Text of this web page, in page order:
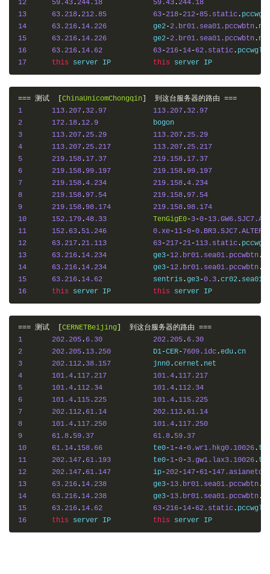
12 59.43 .244.18 59.43 .244.18
13
63.218 .212.85 63-218-212-85.static .
14
63.216 . 14.226
   	ge2
-2.br01.sea01.pccwbtn .
15
63.216 . 14.226
   	ge2
-2.br01.sea01.pccwbtn .
16
63.216 . 14.62 63-216-14-62.static .
17
this this
=== 测试 ChinaUnicomChongqin 到这台服务器的路由 ===
1
113.207 . 32.97 113.207 . 32.97
2
172.18 . 12.9
3
113.207 .25.29 113.207 .25.29
4
113.207 .25.217 113.207 .25.217
5
219.158 . 17.37 219.158 . 17.37
6
219.158 .99.197 219.158 .99.197
7
219.158 .4.234 219.158 .4.234
8
219.158 .97.54 219.158 .97.54
9
219.158 .98.174 219.158 .98.174
10
152.179 .48.33 TenGigE0-3-0-
11
152.63 . 51.246 0.xe-11-0-0.BR3.SJC7.ALTER
12
63.217 .21.113 63-217-21-113.static .
13
63.216 . 14.234
   	ge3
-12.br01.sea01.pccwbtn .
14
63.216 . 14.234
   	ge3
-12.br01.sea01.pccwbtn .
15
63.216 . 14.62
    	sentris
.ge3-0.3 .cr02 . sea01
16
this this
=== 测试 CERNETBeijing 到这台服务器的路由 ===
1
202.205 . 6.30 202.205 . 6.30
2
202.205 . 13.250
  	D1
-CER-7609.idc .edu .
3
202.112 . 38.157
  	jnn0
.cernet .
4
101.4 . 117.217 101.4 . 117.217
5
101.4 . 112.34 101.4 . 112.34
6
101.4 . 115.225 101.4 . 115.225
7
202.112 . 61.14 202.112 . 61.14
8
101.4 . 117.250 101.4 . 117.250
9
61.8 . 59.37 61.8 . 59.37
10
61.14 . 158.66
    	te0
-1-4-0.wr1.hkg0.10026 .
11
202.147 . 61.193
  	te0
-1-0-3.gw1.lax3.10026 .
12
202.147 . 61.147
  	ip
-202-147-61-
13
63.216 . 14.238
   	ge3
-13.br01.sea01.pccwbtn .
14
63.216 . 14.238
   	ge3
-13.br01.sea01.pccwbtn .
15
63.216 . 14.62 63-216-14-62.static .
16
this this